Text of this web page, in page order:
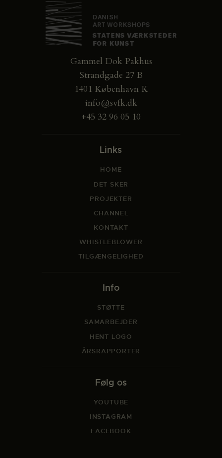
Gammel Dok Pakhus
Strandgade 27 B
1401 København K
info@svfk.dk
+45 32 96 05 10
Links
HOME
DET SKER
PROJEKTER
CHANNEL
KONTAKT
WHISTLEBLOWER
TILGÆNGELIGHED
Info
STØTTE
SAMARBEJDER
HENT LOGO
ÅRSRAPPORTER
Følg os
YOUTUBE
INSTAGRAM
FACEBOOK